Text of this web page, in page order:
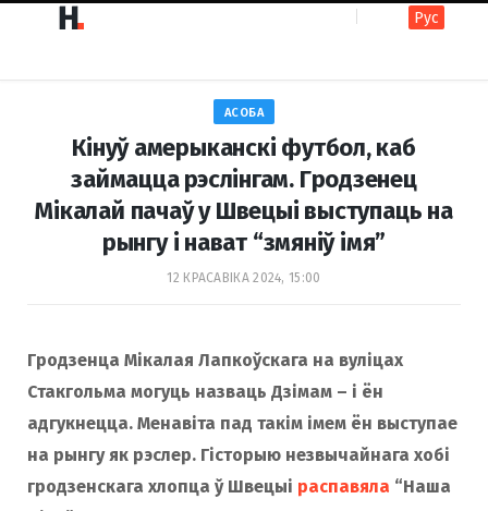
c
e
b
s
a
Рус
АСОБА
Кінуў амерыканскі футбол, каб
займацца рэслінгам. Гродзенец
Мікалай пачаў у Швецыі выступаць на
рынгу і нават “змяніў імя”
12 КРАСАВІКА 2024, 15:00
Гродзенца Мікалая Лапкоўскага на вуліцах
Стакгольма могуць назваць Дзімам – і ён
адгукнецца. Менавіта пад такім імем ён выступае
на рынгу як рэслер. Гісторыю незвычайнага хобі
гродзенскага хлопца ў Швецыі распавяла “Наша